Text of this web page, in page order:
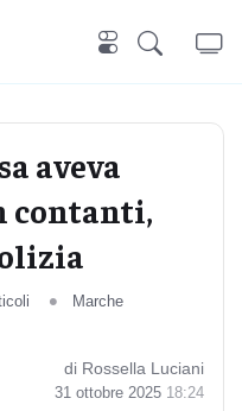
aveva
contanti,
Marche
di Rossella Luciani
31 ottobre 2025 18:24